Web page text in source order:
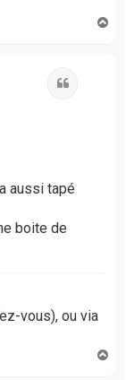
aussi tapé
boite de
vous), ou via